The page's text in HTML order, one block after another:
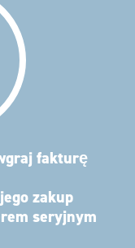
fakturę
zakup
seryjnym